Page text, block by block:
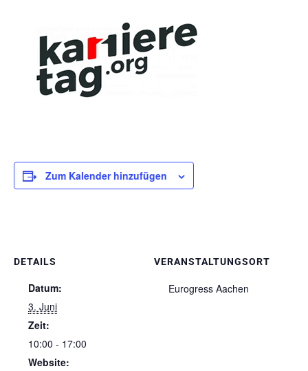
Zum Kalender hinzufügen
DETAILS
Datum:
3. Juni
Zeit:
10:00 - 17:00
Website:
VERANSTALTUNGSORT
Eurogress Aachen